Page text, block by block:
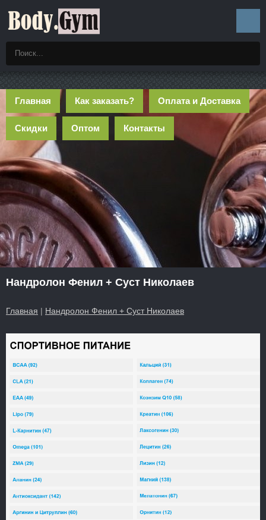
Главная Как заказать? Оплата и Доставка
Скидки Оптом Контакты
Нандролон Фенил + Суст Николаев
Главная | Нандролон Фенил + Суст Николаев